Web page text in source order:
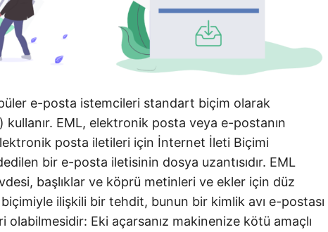
e-posta istemcileri standart biçim olarak
kullanır. EML, elektronik posta veya e-postanın
posta iletileri için İnternet İleti Biçimi
bir e-posta iletisinin dosya uzantısıdır. EML
başlıklar ve köprü metinleri ve ekler için düz
ilişkili bir tehdit, bunun bir kimlik avı e-postası
olabilmesidir: Eki açarsanız makinenize kötü amaçlı